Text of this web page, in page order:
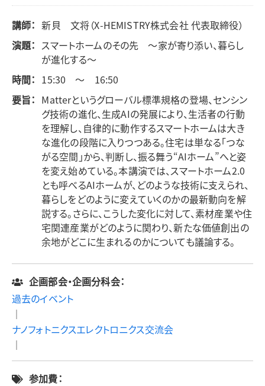
講師： 新貝 文将（X-HEMISTRY株式会社 代表取締役）
演題： スマートホームのその先 ～家が寄り添い、暮らし
が進化する～
時間： 15:30 ～ 16:50
要旨： Matterというグローバル標準規格の登場、センシン
グ技術の進化、生成AIの発展により、生活者の行動
を理解し、自律的に動作するスマートホームは大き
な進化の段階に入りつつある。住宅は単なる「つな
がる空間」から、判断し、振る舞う“AIホーム”へと姿
を変え始めている。本講演では、スマートホーム2.0
とも呼べるAIホームが、どのような技術に支えられ、
暮らしをどのように変えていくのかの最新動向を解
説する。さらに、こうした変化に対して、素材産業や住
宅関連産業がどのように関わり、新たな価値創出の
余地がどこに生まれるのかについても議論する。
企画部会・企画分科会：
過去のイベント
｜
ナノフォトニクスエレクトロニクス交流会
｜
参加費：